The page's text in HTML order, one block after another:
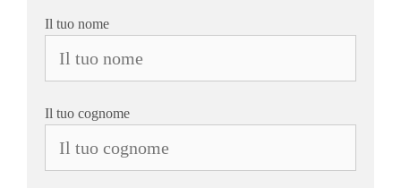
Il tuo nome
Il tuo cognome